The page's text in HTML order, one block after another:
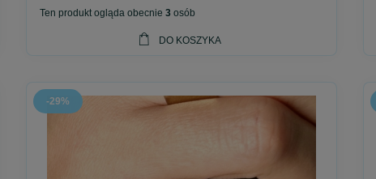
Ten produkt ogląda obecnie 3 osób
DO KOSZYKA
-29%